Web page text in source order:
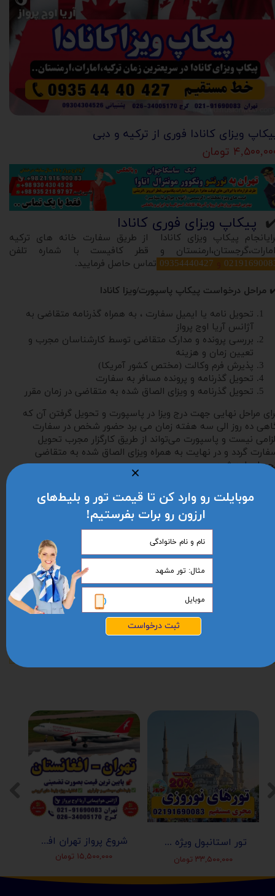
ویزای کانادا فوری از ترکیه و دبی
تومان
پیکاپ ویزای فوری کانادا
پیکاپ ویزای کانادا از طریق سفارت خانه های ترکیه
و قطر
کافیست با شماره تلفن
تماس حاصل فرمایید.
مراحل درخواست پیکاپ پاسپورت/ویزا کانادا
تحویل نامه یا ایمیل سفارت ، به همراه گذرنامه متقاضی به
آژانس آریا اوج پرواز
بررسی پرونده و مدارک متقاضی توسط کارشناسان مجرب و
تعیین زمان و هزینه
پذیرش فرم وکالت (مختص کشور آمریکا)
تحویل گذرنامه و پرونده مسافر به سفارت
تحویل گذرنامه و ویزای الصاق شده به متقاضی در زمان مقرر
مراحل نهایی جهت درج ویزا در پاسپورت و تحویل گرفتن آن که
ده روز الی سه هفته زمان می برد حضور شخص در سفارت
نیست و پاسپورت می‌تواند از طریق کارگزار مجرب تحویل
گردد و در نهایت به همراه ویزای الصاق شده به متقاضی
داده شود.
، مراجعین محترم با در دست داشتن اصل پاسپورت،
و یا ایمیل سفارت دایر بر موافقت درخواست ویزا به کانتر ویزا آریا
پرواز مراجعه می نمایند.
کارشناسان فروش آماده پاسخگوئی به سوالات مسافرین گرامی
میباشند
دفتر فروش(تهران) :
02191690083
خط مستقیم 09354440427
(کـرج شماره 1) :
02634005170 02634005160
(کـرج شماره 2) : 02632255013 02632255012
پشتیبانــی فــروش :
09304304526 09352189797
آدرس مـا :
شروع پرواز تهران افغانستان (کابل-مزارشریف-هرات-قندهار)
۱۵,۵۰۰,۰۰۰ تومان
تور استانبول ویژه عید نوروز 1405 | مجری مستقیم ✈️
۳۳,۵۰۰,۰۰۰ تومان
ثبت درخواست
موبایلت رو وارد کن تا قیمت تور و بلیط‌های
ارزون رو برات بفرستیم!